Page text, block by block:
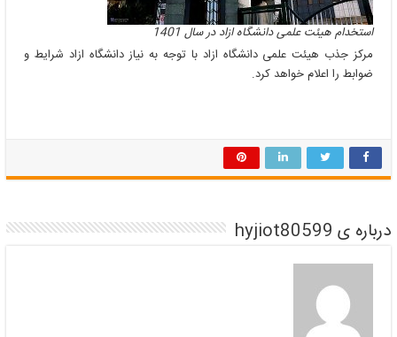
استخدام هیئت علمی دانشگاه ازاد در سال 1401
مرکز جذب هیئت علمی دانشگاه ازاد با توجه به نیاز دانشگاه ازاد شرایط و
ضوابط را اعلام خواهد کرد.
درباره ی hyjiot80599